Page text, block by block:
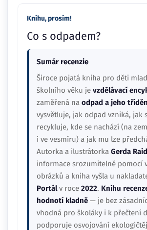
Knihu, prosím!
Co s odpadem?
Sumár recenzie
Široce pojatá kniha pro děti
školního věku je vzdělávací
zaměřená na odpad a jeho
vysvětluje, jak odpad vzniká, jak
recykluje, kde se nachází (na
i ve vesmíru) a jak mu lze
Autorka a ilustrátorka Gerda
informace srozumitelně pomocí
obrázků a kniha vyšla u
Portálv roce 2022. Knihu
hodnotí kladně — je bez
vhodná pro školáky i k přečtení
podporuje osvojování